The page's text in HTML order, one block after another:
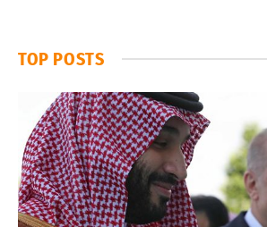
TOP POSTS